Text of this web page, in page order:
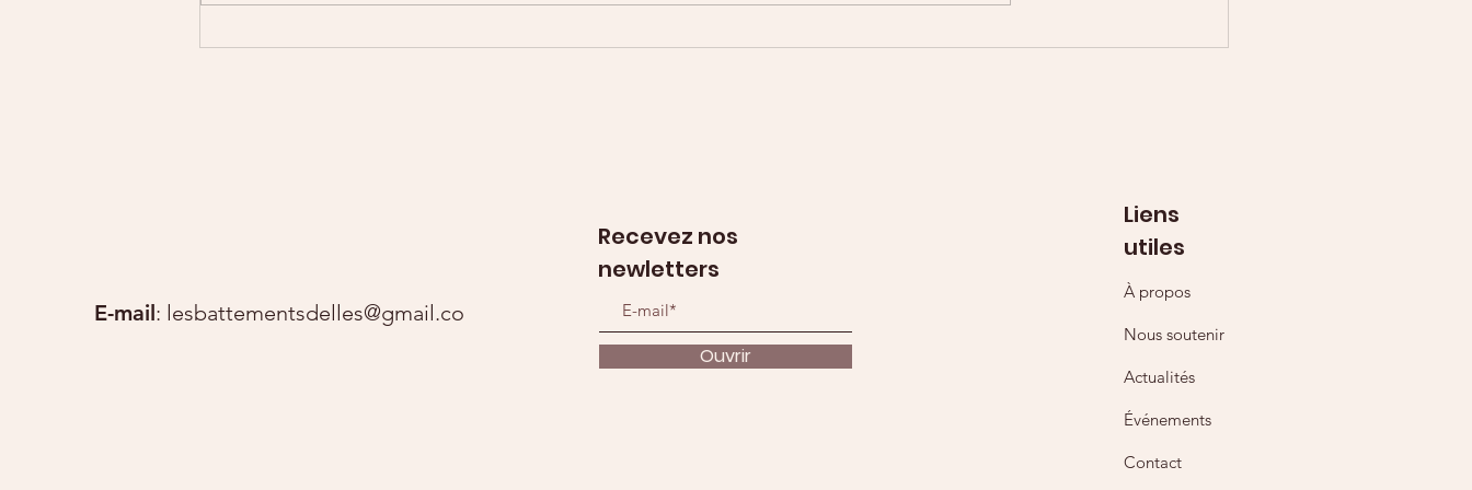
Merci au BTS Audiovisuel
E-mail: lesbattementsdelles@gmail.com
Liens
utiles
À propos
Nous soutenir
Actualités
Événements
Contact
Recevez nos
newletters
Ouvrir